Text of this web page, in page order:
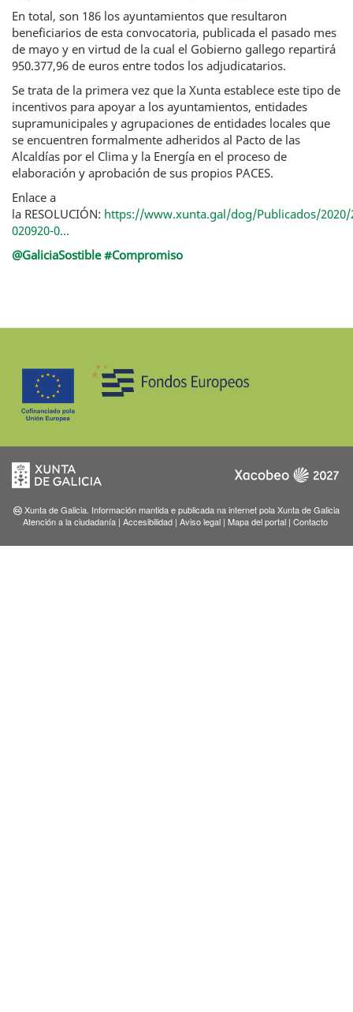
En total, son 186 los ayuntamientos que resultaron
beneficiarios de esta convocatoria, publicada el pasado mes
de mayo y en virtud de la cual el Gobierno gallego repartirá
950.377,96 de euros entre todos los adjudicatarios.
Se trata de la primera vez que la Xunta establece este tipo de
incentivos para apoyar a los ayuntamientos, entidades
supramunicipales y agrupaciones de entidades locales que
se encuentren formalmente adheridos al Pacto de las
Alcaldías por el Clima y la Energía en el proceso de
elaboración y aprobación de sus propios PACES.
Enlace a
la RESOLUCIÓN: https://www.xunta.gal/dog/Publicados/2020/
020920-0...
@GaliciaSostible #Compromiso
Xunta de Galicia. Información mantida e publicada na internet pola Xunta de Galicia
Atención a la ciudadanía | Accesibilidad | Aviso legal | Mapa del portal | Contacto